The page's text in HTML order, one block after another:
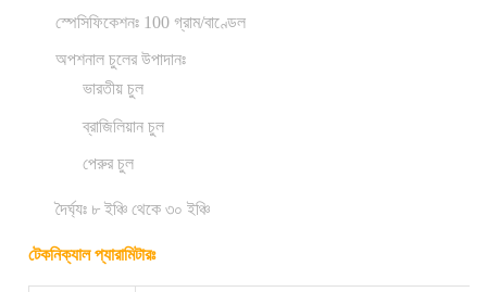
স্পেসিফিকেশনঃ 100 গ্রাম/বাণ্ডেল
অপশনাল চুলের উপাদানঃ
ভারতীয় চুল
ব্রাজিলিয়ান চুল
পেরুর চুল
দৈর্ঘ্যঃ ৮ ইঞ্চি থেকে ৩০ ইঞ্চি
টেকনিক্যাল প্যারামিটারঃ